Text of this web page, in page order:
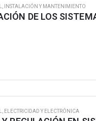
INSTALACIÓN Y MANTENIMIENTO
ELECTRICIDAD Y ELECTRÓNICA